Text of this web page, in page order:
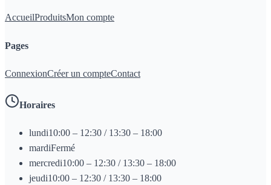
AccueilProduitsMon compte
Pages
ConnexionCréer un compteContact
Horaires
lundi10:00 – 12:30 / 13:30 – 18:00
mardiFermé
mercredi10:00 – 12:30 / 13:30 – 18:00
jeudi10:00 – 12:30 / 13:30 – 18:00